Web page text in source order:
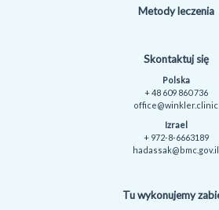
Metody leczenia
Skontaktuj się
Polska
+ 48 609 860 736
office@winkler.clinic
Izrael
+ 972-8-6663189
hadassak@bmc.gov.il
Tu wykonujemy